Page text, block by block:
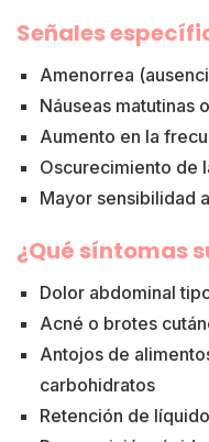
Señales
Amenorrea
Náuseas matutinas
Aumento en la
Oscurecimiento de
Mayor sensibilidad
¿Qué síntomas
Dolor abdominal
Acné o brotes
Antojos de
carbohidratos
Retención de